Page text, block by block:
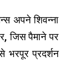
अपने शिवन्ना
जिस पैमाने पर
भरपूर प्रदर्शन